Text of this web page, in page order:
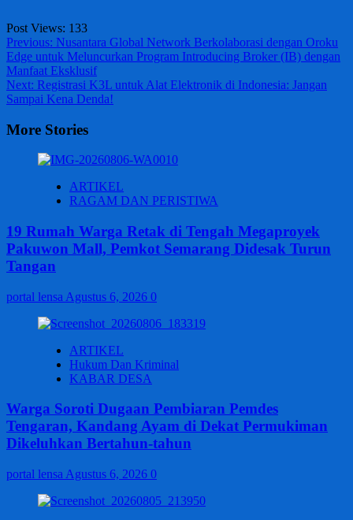
Post Views: 133
Post
navigation
Previous: Nusantara Global Network Berkolaborasi dengan Oroku
Edge untuk Meluncurkan Program Introducing Broker (IB) dengan
Manfaat Eksklusif
Next: Registrasi K3L untuk Alat Elektronik di Indonesia: Jangan
Sampai Kena Denda!
More Stories
ARTIKEL
RAGAM DAN PERISTIWA
19 Rumah Warga Retak di Tengah Megaproyek
Pakuwon Mall, Pemkot Semarang Didesak Turun
Tangan
portal lensa Agustus 6, 2026 0
ARTIKEL
Hukum Dan Kriminal
KABAR DESA
Warga Soroti Dugaan Pembiaran Pemdes
Tengaran, Kandang Ayam di Dekat Permukiman
Dikeluhkan Bertahun-tahun
portal lensa Agustus 6, 2026 0